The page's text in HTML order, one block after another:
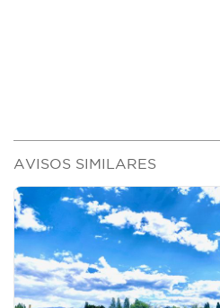
AVISOS SIMILARES